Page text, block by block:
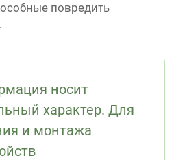
повредить
носит
характер. Для
и монтажа